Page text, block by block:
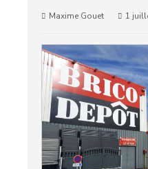
Maxime Gouet 1